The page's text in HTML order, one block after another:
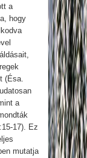
a
hogy
(Ésa.
a
17). Ez
mutatja